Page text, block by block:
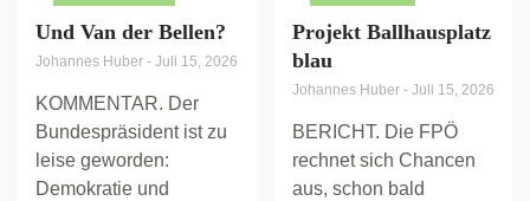
Und Van der Bellen?
Johannes Huber - Juli 15, 2026
KOMMENTAR. Der
Bundespräsident ist zu
leise geworden:
Demokratie und
Projekt Ballhausplatz
blau
Johannes Huber - Juli 15, 2026
BERICHT. Die FPÖ
rechnet sich Chancen
aus, schon bald